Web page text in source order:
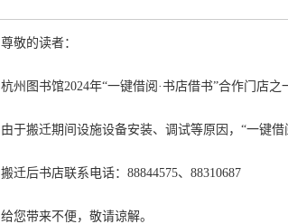
尊敬的读者：
杭州图书馆2024年“一键借阅·书店借书”合作门店
由于搬迁期间设施设备安装、调试等原因，“一键
搬迁后书店联系电话：88844575、88310687
给您带来不便，敬请谅解。